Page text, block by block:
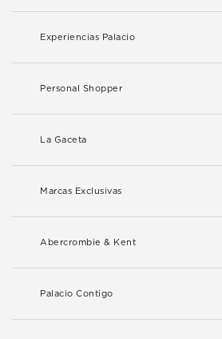
Experiencias Palacio
Personal Shopper
La Gaceta
Marcas Exclusivas
Abercrombie & Kent
Palacio Contigo